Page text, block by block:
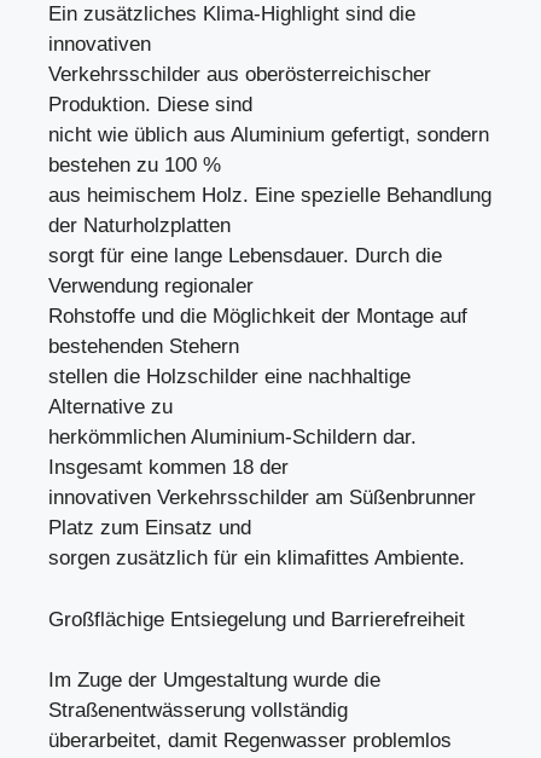
Ein zusätzliches Klima-Highlight sind die
innovativen
Verkehrsschilder aus oberösterreichischer
Produktion. Diese sind
nicht wie üblich aus Aluminium gefertigt, sondern
bestehen zu 100 %
aus heimischem Holz. Eine spezielle Behandlung
der Naturholzplatten
sorgt für eine lange Lebensdauer. Durch die
Verwendung regionaler
Rohstoffe und die Möglichkeit der Montage auf
bestehenden Stehern
stellen die Holzschilder eine nachhaltige
Alternative zu
herkömmlichen Aluminium-Schildern dar.
Insgesamt kommen 18 der
innovativen Verkehrsschilder am Süßenbrunner
Platz zum Einsatz und
sorgen zusätzlich für ein klimafittes Ambiente.
Großflächige Entsiegelung und Barrierefreiheit
Im Zuge der Umgestaltung wurde die
Straßenentwässerung vollständig
überarbeitet, damit Regenwasser problemlos